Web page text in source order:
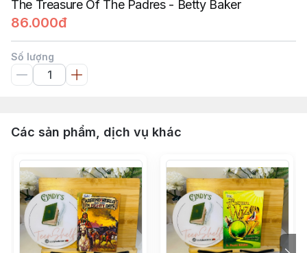
The Treasure Of The Padres - Betty Baker
86.000đ
Số lượng
Các sản phẩm, dịch vụ khác